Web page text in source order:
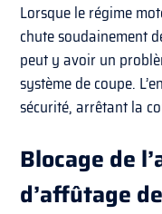
Lorsque le régime
chute soudainement
peut y avoir un
système de coupe.
sécurité, arrêtant la
Blocage de
d’affûtage